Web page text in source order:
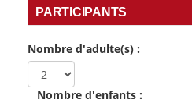
PARTICIPANTS
Nombre d'adulte(s) :
Nombre d'enfants :